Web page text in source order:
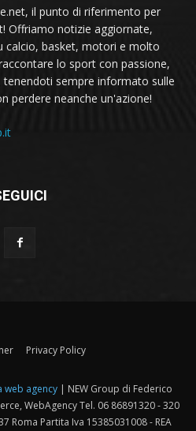
il punto di riferimento per
Offriamo notizie aggiornate,
calcio, basket, motori e molto
lo sport con passione,
sempre informato sulle
perdere neanche un'azione!
Privacy Policy
web agency| NEW Group di Federico
WebAgency Tel. 06 86891320 - 320
Roma Partita Iva 15385031008 - REA